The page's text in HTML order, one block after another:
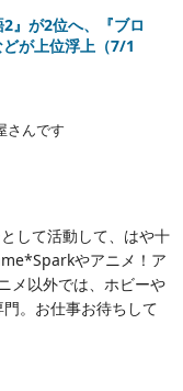
』が2位へ、『ブロ
が上位浮上（7/1
さんです
して活動して、はや十
やアニメ！ア
メ以外では、ホビーや
。お仕事お待ちして